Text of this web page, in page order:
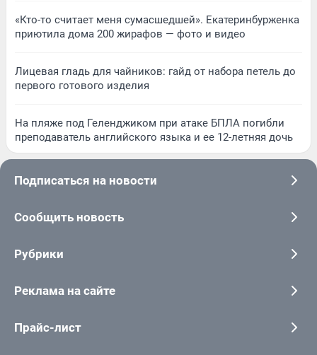
«Кто-то считает меня сумасшедшей». Екатеринбурженка
приютила дома 200 жирафов — фото и видео
Лицевая гладь для чайников: гайд от набора петель до
первого готового изделия
На пляже под Геленджиком при атаке БПЛА погибли
преподаватель английского языка и ее 12-летняя дочь
Подписаться на новости
Сообщить новость
Рубрики
Реклама на сайте
Прайс-лист